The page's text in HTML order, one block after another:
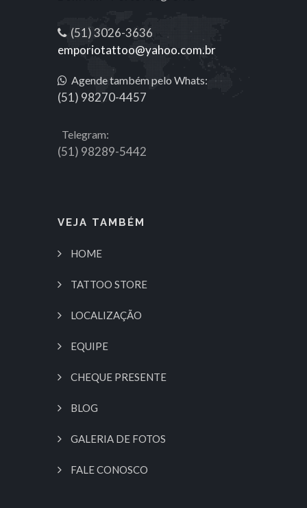
(51) 3026-3636
emporiotattoo@yahoo.com.br
Agende também pelo Whats:
(51) 98270-4457
Telegram:
(51) 98289-5442
VEJA TAMBÉM
HOME
TATTOO STORE
LOCALIZAÇÃO
EQUIPE
CHEQUE PRESENTE
BLOG
GALERIA DE FOTOS
FALE CONOSCO